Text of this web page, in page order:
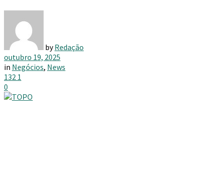
by Redação
outubro 19, 2025
in Negócios, News
132 1
0